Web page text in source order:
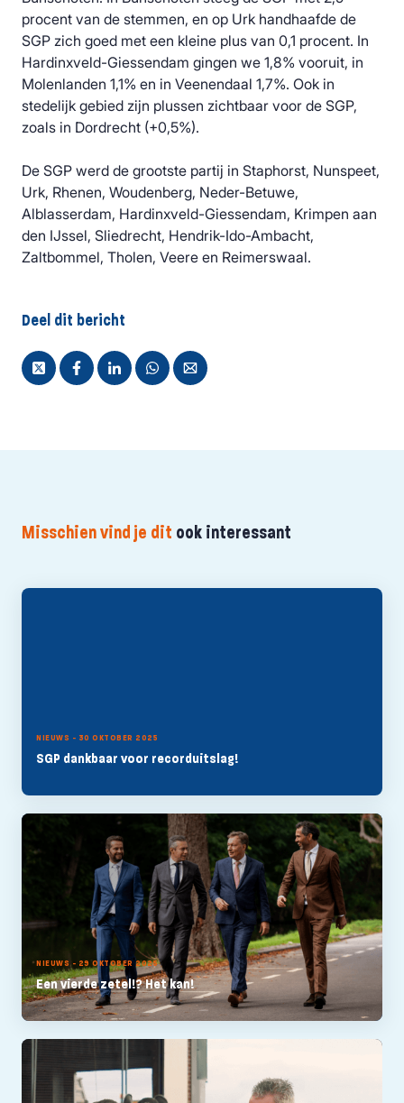
procent van de stemmen, en op Urk handhaafde de
SGP zich goed met een kleine plus van 0,1 procent. In
Hardinxveld-Giessendam gingen we 1,8% vooruit, in
Molenlanden 1,1% en in Veenendaal 1,7%. Ook in
stedelijk gebied zijn plussen zichtbaar voor de SGP,
zoals in Dordrecht (+0,5%).
De SGP werd de grootste partij in Staphorst, Nunspeet,
Urk, Rhenen, Woudenberg, Neder-Betuwe,
Alblasserdam, Hardinxveld-Giessendam, Krimpen aan
den IJssel, Sliedrecht, Hendrik-Ido-Ambacht,
Zaltbommel, Tholen, Veere en Reimerswaal.
Deel dit bericht
Misschien vind je dit ook interessant
NIEUWS - 30 OKTOBER 2025
SGP dankbaar voor recorduitslag!
NIEUWS - 29 OKTOBER 2025
Een vierde zetel!? Het kan!